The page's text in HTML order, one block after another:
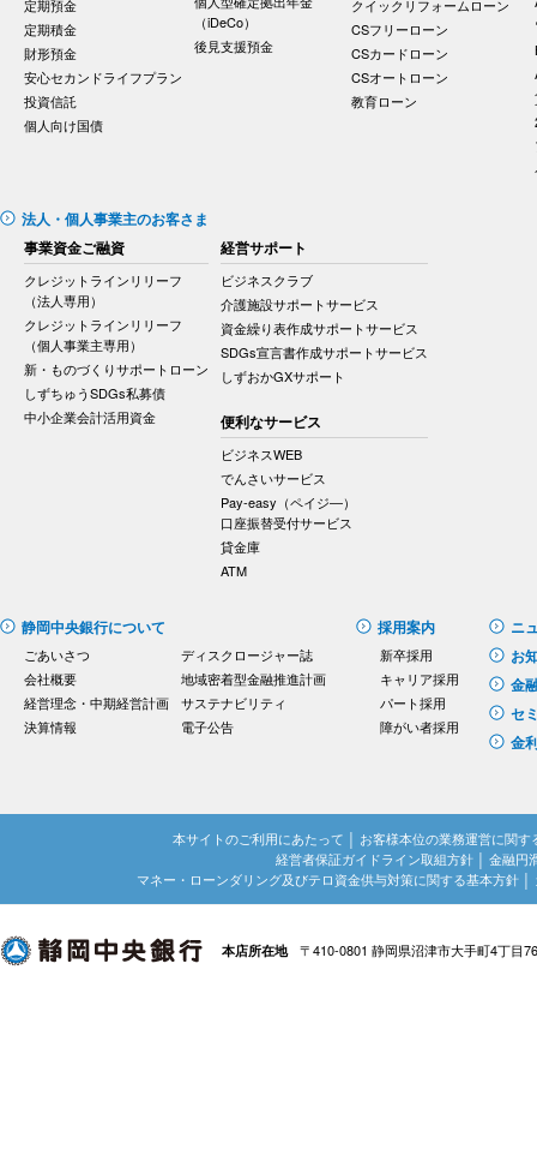
定期預金
定期積金
財形預金
安心セカンドライフプラン
投資信託
個人向け国債
（iDeCo）
後見支援預金
クイックリフォームローン
CSフリーローン
CSカードローン
CSオートローン
教育ローン
法人・個人事業主のお客さま
事業資金ご融資
クレジットラインリリーフ
（法人専用）
クレジットラインリリーフ
（個人事業主専用）
新・ものづくりサポートローン
しずちゅうSDGs私募債
中小企業会計活用資金
経営サポート
ビジネスクラブ
介護施設サポートサービス
資金繰り表作成サポートサービス
SDGs宣言書作成サポートサービス
しずおかGXサポート
便利なサービス
ビジネスWEB
でんさいサービス
Pay-easy（ペイジ―）
口座振替受付サービス
貸金庫
ATM
静岡中央銀行について
ごあいさつ
会社概要
経営理念・中期経営計画
決算情報
ディスクロージャー誌
地域密着型金融推進計画
サステナビリティ
電子公告
採用案内
新卒採用
キャリア採用
パート採用
障がい者採用
ニ
お
金
セ
金
本サイトのご利用にあたって │ お客様本位の業務運営に関す
経営者保証ガイドライン取組方針│ 金融円
マネー・ローンダリング及びテロ資金供与対策に関する基本方針 │
本店所在地 〒410-0801 静岡県沼津市大手町4丁目